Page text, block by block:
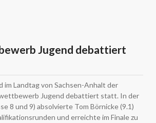
Jugend debattiert
im Landtag von Sachsen-Anhalt der
Jugend debattiert statt. In der
8 und 9) absolvierte Tom Börnicke (9.1)
und erreichte im Finale zu